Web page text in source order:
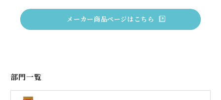
メーカー商品ページはこちら
部門一覧